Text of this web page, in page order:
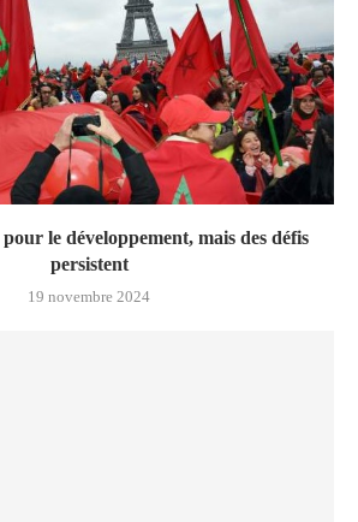
le développement, mais des défis
persistent
19 novembre 2024